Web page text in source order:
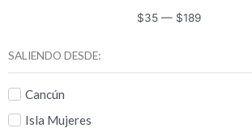
$35 — $189
SALIENDO DESDE:
Cancún
Isla Mujeres